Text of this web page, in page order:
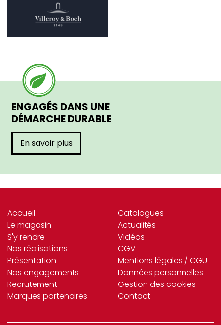
ENGAGÉS DANS UNE
DÉMARCHE DURABLE
En savoir plus
Accueil
Le magasin
S'y rendre
Nos réalisations
Présentation
Nos engagements
Recrutement
Marques partenaires
Catalogues
Actualités
Vidéos
CGV
Mentions légales / CGU
Données personnelles
Gestion des cookies
Contact